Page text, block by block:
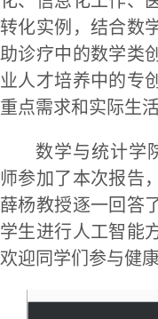
转化实例，结合数
助诊疗中的数学类
业人才培养中的专
重点需求和实际生
数学与统计学
师参加了本次报告，
薛杨教授逐一回答
学生进行人工智能
欢迎同学们参与健